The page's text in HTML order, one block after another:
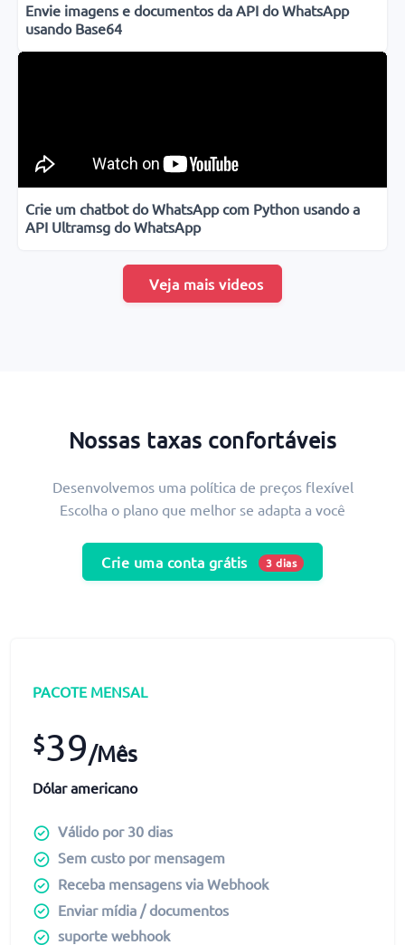
Envie imagens e documentos da API do WhatsApp
usando Base64
Crie um chatbot do WhatsApp com Python usando a
API Ultramsg do WhatsApp
Veja mais videos
Nossas taxas confortáveis
Desenvolvemos uma política de preços flexível
Escolha o plano que melhor se adapta a você
Crie uma conta grátis 3 dias
PACOTE MENSAL
$39/Mês
Dólar americano
Válido por 30 dias
Sem custo por mensagem
Receba mensagens via Webhook
Enviar mídia / documentos
suporte webhook